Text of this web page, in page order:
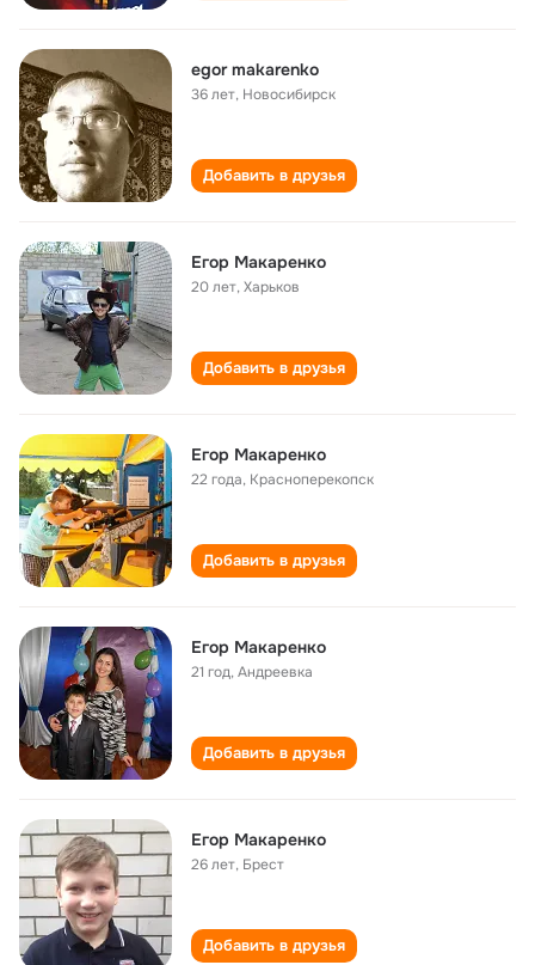
egor makarenko
36 лет, Новосибирск
Добавить в друзья
Егор Макаренко
20 лет,Харьков
Добавить в друзья
Егор Макаренко
22 года, Красноперекопск
Добавить в друзья
Егор Макаренко
21 год,Андреевка
Добавить в друзья
Егор Макаренко
26 лет, Брест
Добавить в друзья